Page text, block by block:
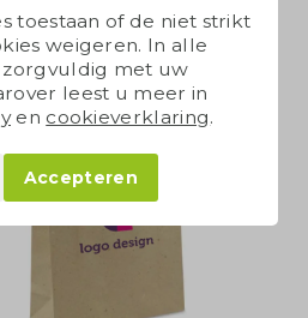
toestaan of de niet strikt
weigeren. In alle
met uw
leest u meer in
en cookieverklaring.
Accepteren